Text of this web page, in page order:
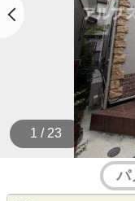
1 / 23
パ